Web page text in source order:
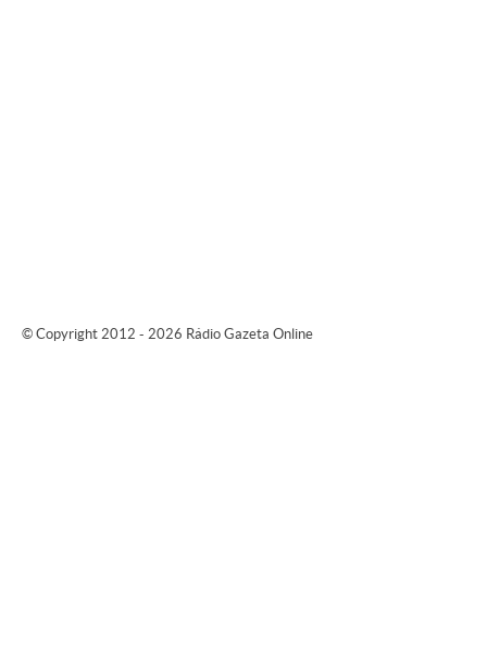
© Copyright 2012 - 2026 Rádio Gazeta Online